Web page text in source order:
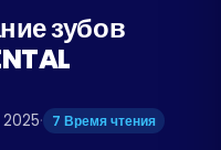
Français
Português
зубов
2025· 7 Время чтения